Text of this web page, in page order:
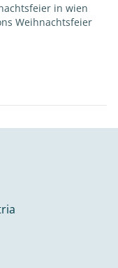
in wien
Weihnachtsfeier